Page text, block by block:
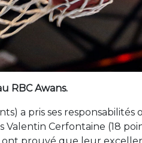
RBC Awans.
a pris ses responsabilités
Valentin Cerfontaine (18